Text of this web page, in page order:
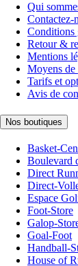
Qui
Contactez-
Conditions
Retour &
Mentions
Moyens de
Tarifs et
Avis de
Nos boutiques
Basket-
Boulevard
Direct
Direct-
Espace
Foot-Store
Galop-
Goal-Foot
Handball-
House of